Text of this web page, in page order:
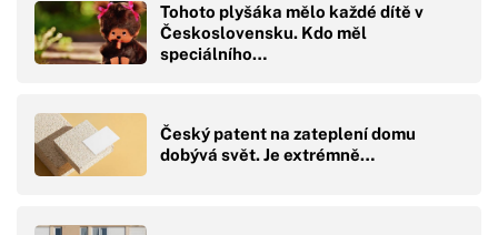
Tohoto plyšáka mělo každé dítě v
Československu. Kdo měl
speciálního…
Český patent na zateplení domu
dobývá svět. Je extrémně…